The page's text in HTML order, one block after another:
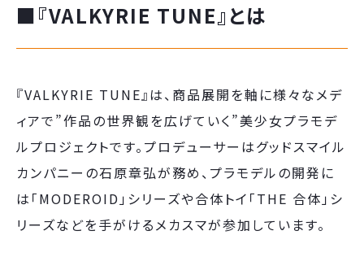
■『VALKYRIE TUNE』とは
『VALKYRIE TUNE』は、商品展開を軸に様々なメデ
ィアで”作品の世界観を広げていく”美少女プラモデ
ルプロジェクトです。プロデューサーはグッドスマイル
カンパニーの石原章弘が務め、プラモデルの開発に
は「MODEROID」シリーズや合体トイ「THE 合体」シ
リーズなどを手がけるメカスマが参加しています。